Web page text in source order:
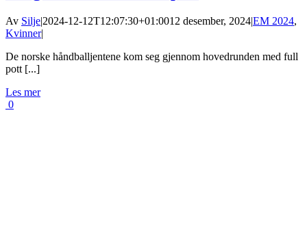
Av Silje|2024-12-12T12:07:30+01:0012 desember, 2024|EM 2024,
Kvinner|
De norske håndballjentene kom seg gjennom hovedrunden med full
pott [...]
Les mer
0